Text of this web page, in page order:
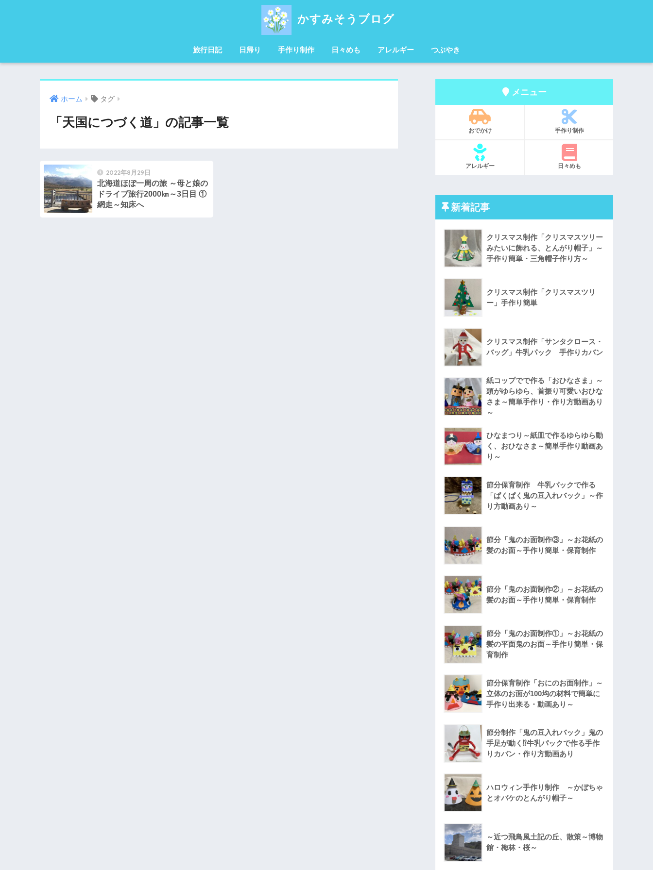
かすみそうブログ
旅行日記 日帰り 手作り制作 日々めも アレルギー つぶやき
ホーム タグ
「天国につづく道」の記事一覧
2022年8月29日
北海道ほぼ一周の旅 ～母と娘の
ドライブ旅行2000㎞～3日目 ①
網走～知床へ
メニュー
おでかけ 手作り制作
アレルギー 日々めも
新着記事
クリスマス制作「クリスマスツリー
みたいに飾れる、とんがり帽子」～
手作り簡単・三角帽子作り方～
クリスマス制作「クリスマスツリ
ー」手作り簡単
クリスマス制作「サンタクロース・
バッグ」牛乳パック 手作りカバン
紙コップでで作る「おひなさま」～
頭がゆらゆら、首振り可愛いおひな
さま～簡単手作り・作り方動画あり
～
ひなまつり～紙皿で作るゆらゆら動
く、おひなさま～簡単手作り動画あ
り～
節分保育制作 牛乳パックで作る
「ぱくぱく鬼の豆入れバック」～作
り方動画あり～
節分「鬼のお面制作③」～お花紙の
髪のお面～手作り簡単・保育制作
節分「鬼のお面制作②」～お花紙の
髪のお面～手作り簡単・保育制作
節分「鬼のお面制作①」～お花紙の
髪の平面鬼のお面～手作り簡単・保
育制作
節分保育制作「おにのお面制作」～
立体のお面が100均の材料で簡単に
手作り出来る・動画あり～
節分制作「鬼の豆入れバック」鬼の
手足が動く⁉牛乳パックで作る手作
りカバン・作り方動画あり
ハロウィン手作り制作 ～かぼちゃ
とオバケのとんがり帽子～
～近つ飛鳥風土記の丘、散策～博物
館・梅林・桜～